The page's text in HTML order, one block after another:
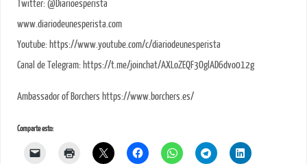
Twitter: @Diarioesperista
www.diariodeunesperista.com
Youtube: https://www.youtube.com/c/diariodeunesperista
Canal de Telegram: https://t.me/joinchat/AXLoZEQF3OglAD6dvo012g
Ambassador of Borchers https://www.borchers.es/
Comparte esto: